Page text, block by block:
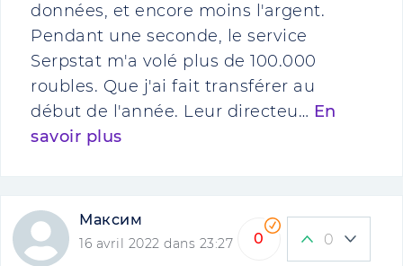
données, et encore moins l'argent.
Pendant une seconde, le service
Serpstat m'a volé plus de 100.000
roubles. Que j'ai fait transférer au
début de l'année. Leur directeu… En
savoir plus
Максим
16 avril 2022 dans 23:27 0 0